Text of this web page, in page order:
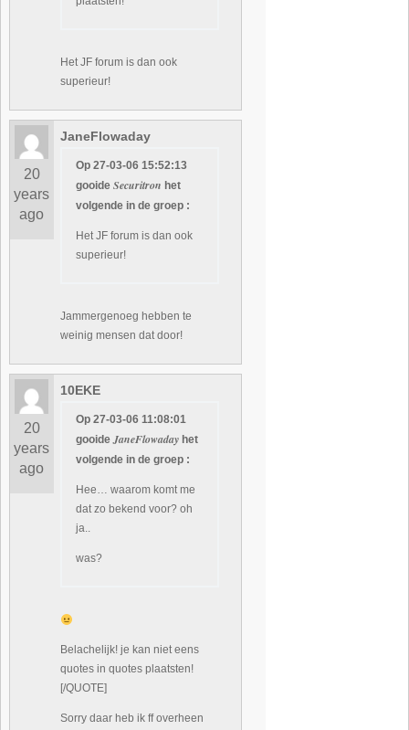
Het JF forum is dan ook
superieur!
20
years
ago
JaneFlowaday
Op 27-03-06 15:52:13
gooideSecuritron het
volgende in de groep :
Het JF forum is dan ook
superieur!
Jammergenoeg hebben te
weinig mensen dat door!
20
years
ago
10EKE
Op 27-03-06 11:08:01
gooideJaneFlowaday het
volgende in de groep :
Hee… waarom komt me
dat zo bekend voor? oh
ja..
was?
Belachelijk! je kan niet eens
quotes in quotes plaatsten!
[/QUOTE]
Sorry daar heb ik ff overheen